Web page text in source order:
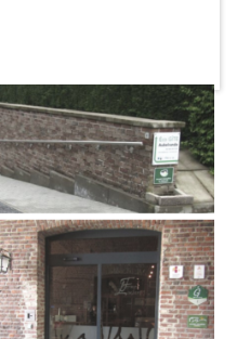
: 2
i
d’infrastructures
subsides liés auPlan